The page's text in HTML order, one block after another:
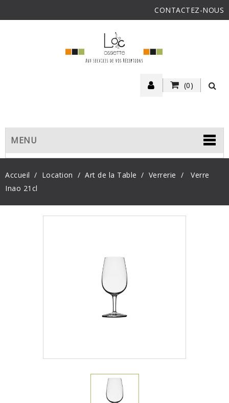
CONTACTEZ-NOUS
(0)
MENU
Accueil Location Art de la Table Verrerie
Verre
Inao 21cl